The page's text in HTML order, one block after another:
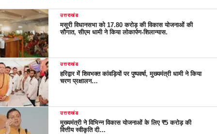
उत्तराखंड
मसूरी विधानसभा को 17.80 करोड़ की विकास योजनाओं की
सौगात, सीएम धामी ने किया लोकार्पण-शिलान्यास.
उत्तराखंड
हरिद्वार में शिवभक्त कांवड़ियों पर पुष्पवर्षा, मुख्यमंत्री धामी ने किया
चरण प्रक्षालन…
उत्तराखंड
मुख्यमंत्री ने विभिन्न विकास योजनाओं के लिए ₹5 करोड़ की
वित्तीय स्वीकृति दी…